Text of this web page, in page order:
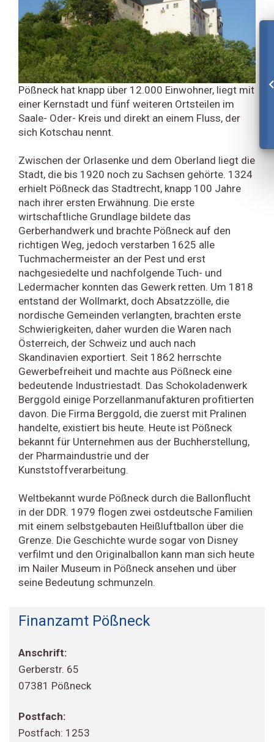
Pößneck hat knapp über 12.000 Einwohner, liegt mit
einer Kernstadt und fünf weiteren Ortsteilen im
Saale- Oder- Kreis und direkt an einem Fluss, der
sich Kotschau nennt.
Zwischen der Orlasenke und dem Oberland liegt die
Stadt, die bis 1920 noch zu Sachsen gehörte. 1324
erhielt Pößneck das Stadtrecht, knapp 100 Jahre
nach ihrer ersten Erwähnung. Die erste
wirtschaftliche Grundlage bildete das
Gerberhandwerk und brachte Pößneck auf den
richtigen Weg, jedoch verstarben 1625 alle
Tuchmachermeister an der Pest und erst
nachgesiedelte und nachfolgende Tuch- und
Ledermacher konnten das Gewerk retten. Um 1818
entstand der Wollmarkt, doch Absatzzölle, die
nordische Gemeinden verlangten, brachten erste
Schwierigkeiten, daher wurden die Waren nach
Österreich, der Schweiz und auch nach
Skandinavien exportiert. Seit 1862 herrschte
Gewerbefreiheit und machte aus Pößneck eine
bedeutende Industriestadt. Das Schokoladenwerk
Berggold einige Porzellanmanufakturen profitierten
davon. Die Firma Berggold, die zuerst mit Pralinen
handelte, existiert bis heute. Heute ist Pößneck
bekannt für Unternehmen aus der Buchherstellung,
der Pharmaindustrie und der
Kunststoffverarbeitung.
Weltbekannt wurde Pößneck durch die Ballonflucht
in der DDR. 1979 flogen zwei ostdeutsche Familien
mit einem selbstgebauten Heißluftballon über die
Grenze. Die Geschichte wurde sogar von Disney
verfilmt und den Originalballon kann man sich heute
im Nailer Museum in Pößneck ansehen und über
seine Bedeutung schmunzeln.
Finanzamt Pößneck
Anschrift:
Gerberstr. 65
07381 Pößneck
Postfach:
Postfach: 1253